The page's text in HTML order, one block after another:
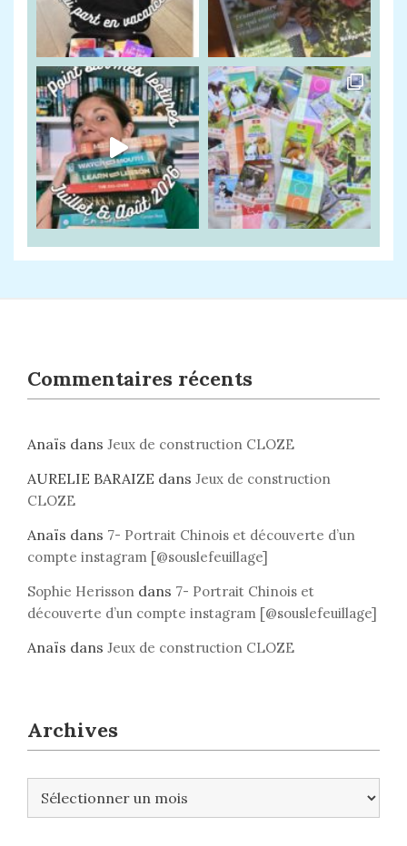
Commentaires récents
Anaïs dans Jeux de construction CLOZE
AURELIE BARAIZE dans Jeux de construction
CLOZE
Anaïs dans 7- Portrait Chinois et découverte d’un
compte instagram [@souslefeuillage]
Sophie Herisson dans 7- Portrait Chinois et
découverte d’un compte instagram [@souslefeuillage]
Anaïs dans Jeux de construction CLOZE
Archives